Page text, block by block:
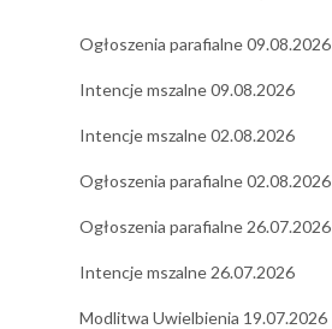
Ogłoszenia parafialne 09.08.2026
Intencje mszalne 09.08.2026
Intencje mszalne 02.08.2026
Ogłoszenia parafialne 02.08.2026
Ogłoszenia parafialne 26.07.2026
Intencje mszalne 26.07.2026
Modlitwa Uwielbienia 19.07.2026